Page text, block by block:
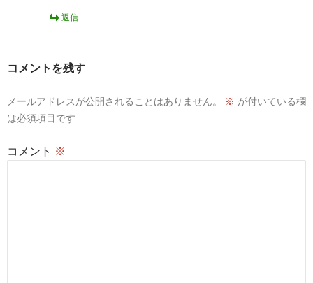
返信
コメントを残す
メールアドレスが公開されることはありません。 ※ が付いている欄
は必須項目です
コメント ※